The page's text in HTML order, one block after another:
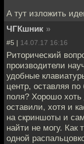
А тут изложить
ЧГКшник »
#5 | 14.07.17 16:16
Риторический
производители
удобные
центр, оставляя
поля? Хорошо
оставили, хотя и
на скриншоты и
найти не могу. Как
одной